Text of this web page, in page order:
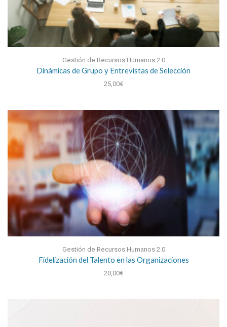
Gestión de Recursos Humanos 2.0
Dinámicas de Grupo y Entrevistas de Selección
25,00€
Gestión de Recursos Humanos 2.0
Fidelización del Talento en las Organizaciones
20,00€